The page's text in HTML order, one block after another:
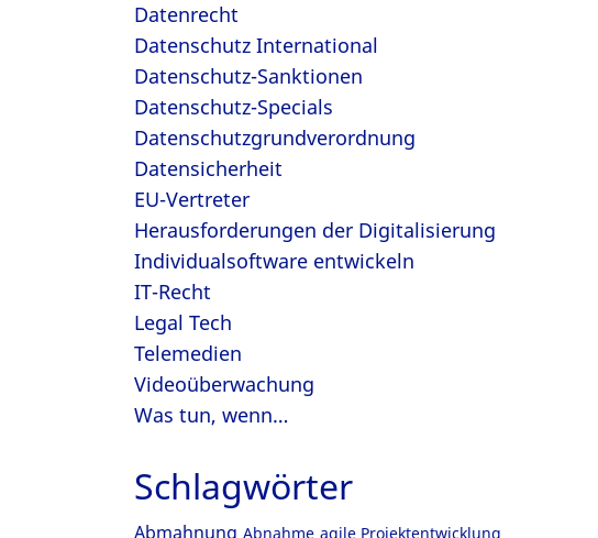
Datenrecht
Datenschutz International
Datenschutz-Sanktionen
Datenschutz-Specials
Datenschutzgrundverordnung
Datensicherheit
EU-Vertreter
Herausforderungen der Digitalisierung
Individualsoftware entwickeln
IT-Recht
Legal Tech
Telemedien
Videoüberwachung
Was tun, wenn…
Schlagwörter
Abmahnung Abnahme agile Projektentwicklung